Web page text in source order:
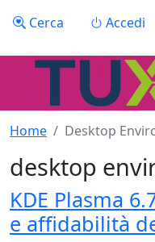
Menu profilo
Cerca Accedi
Home Desktop
desktop
KDE Plasma
e affidabilità